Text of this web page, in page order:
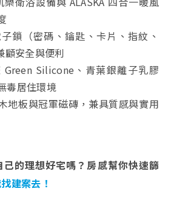
鎖（密碼、鑰匙、卡片、指紋、
顧安全與便利
Green Silicone、青葉銀離子乳膠
毒居住環境
地板與冠軍磁磚，兼具質感與實用
己的理想好宅嗎？房感幫你快速篩
建案去！